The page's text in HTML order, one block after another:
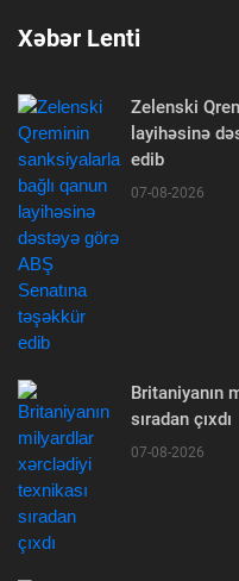
Xəbər Lenti
Zelenski
layihəsinə
edib
07-08-2026
Britaniyanın
sıradan çıxdı
07-08-2026